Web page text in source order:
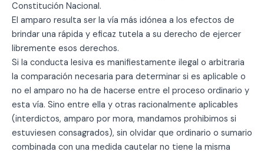
Constitución Nacional.
El amparo resulta ser la vía más idónea a los efectos de
brindar una rápida y eficaz tutela a su derecho de ejercer
libremente esos derechos.
Si la conducta lesiva es manifiestamente ilegal o arbitraria
la comparación necesaria para determinar si es aplicable o
no el amparo no ha de hacerse entre el proceso ordinario y
esta vía. Sino entre ella y otras racionalmente aplicables
(interdictos, amparo por mora, mandamos prohibimos si
estuviesen consagrados), sin olvidar que ordinario o sumario
combinada con una medida cautelar no tiene la misma